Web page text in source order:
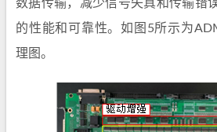
数据传输，减少信号失真和传输错
的性能和可靠性。如图5所示为
理图。